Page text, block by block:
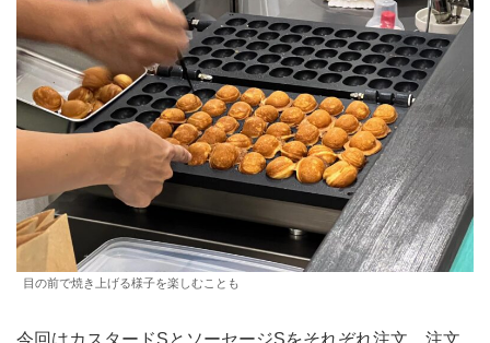
目の前で焼き上げる様子を楽しむことも
今回はカスタードSとソーセージSをそれぞれ注文。注文